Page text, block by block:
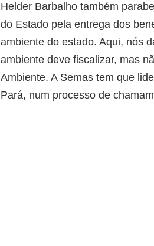
Helder Barbalho também
do Estado pela entrega dos
ambiente do estado. Aqui, nós
ambiente deve fiscalizar, mas
Ambiente. A Semas tem que
Pará, num processo de